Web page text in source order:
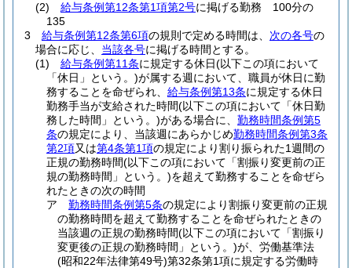
(2)
給与条例第12条第1項第2号に掲げる勤務 100分の
135
3
給与条例第12条第6項の規則で定める時間は、 次の各号の
場合に応じ、 当該各号に掲げる時間とする。
(1)
給与条例第11条に規定する休日(以下この項において
「休日」という。)が属する週において、職員が休日に勤
務することを命ぜられ、 給与条例第13条に規定する休日
勤務手当が支給された時間(以下この項において「休日勤
務した時間」という。)がある場合に、 勤務時間条例第5
条の規定により、当該週にあらかじめ勤務時間条例第3条
第2項又は第4条第1項の規定により割り振られた1週間の
正規の勤務時間(以下この項において「割振り変更前の正
規の勤務時間」という。)を超えて勤務することを命ぜら
れたときの次の時間
ア
勤務時間条例第5条の規定により割振り変更前の正規
の勤務時間を超えて勤務することを命ぜられたときの
当該週の正規の勤務時間(以下この項において「割振り
変更後の正規の勤務時間」という。)が、労働基準法
(昭和22年法律第49号)第32条第1項に規定する労働時